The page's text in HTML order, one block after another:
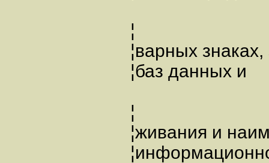
¦
¦варных
¦баз данных
¦
¦живания и